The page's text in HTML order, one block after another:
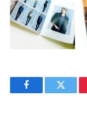
FacebookTwitter